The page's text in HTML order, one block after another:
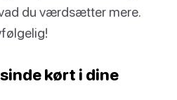
du værdsætter mere.
kørt i dine